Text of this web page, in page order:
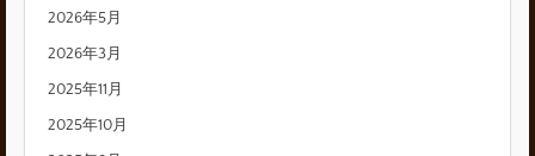
2026年5月
2026年3月
2025年11月
2025年10月